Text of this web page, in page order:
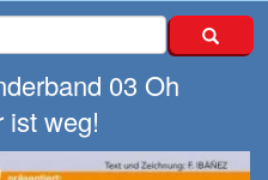
03 Oh
ist weg!